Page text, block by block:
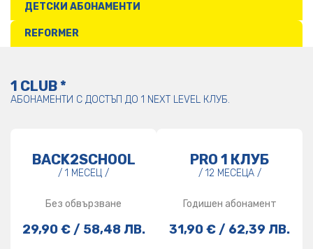
ДЕТСКИ АБОНАМЕНТИ
REFORMER
1 CLUB *
АБОНАМЕНТИ С ДОСТЪП ДО 1 NEXT LEVEL КЛУБ.
BACK2SCHOOL
/ 1 МЕСЕЦ /
Без обвързване
29,90 € / 58,48 ЛВ.
PRO 1 КЛУБ
/ 12 МЕСЕЦА /
Годишен абонамент
31,90 € / 62,39 ЛВ.